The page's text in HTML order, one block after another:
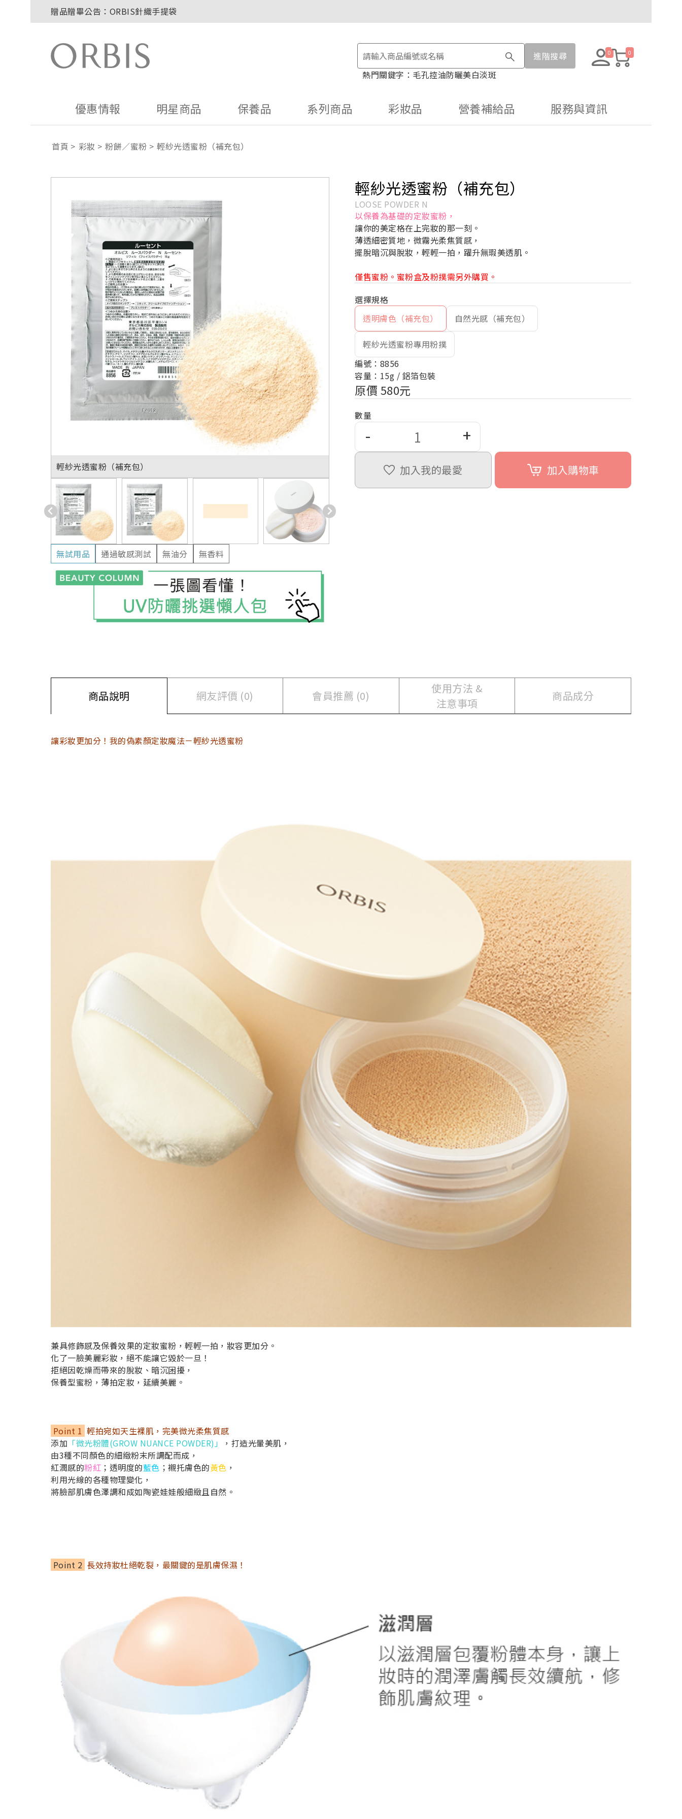
贈品贈畢公告：ORBIS針織手提袋
玉山卡友獨享優惠！2026年刷卡滿額送百元購物金！
8/1~8/8．紅利點數8倍送！
贈品贈畢公告：ORBIS大理石紋午茶杯
0 0
進階搜尋
毛孔控油防曬美白淡斑
優惠情報 明星商品 保養品 系列商品 彩妝品 營養補給品 服務與資訊
首頁 彩妝 粉餅／蜜粉 輕紗光透蜜粉（補充包）
輕紗光透蜜粉（補充包）
無試用品 通過敏感測試 無油分 無香料
輕紗光透蜜粉（補充包）
LOOSE POWDER N
以保養為基礎的定妝蜜粉，
讓你的美定格在上完妝的那一刻。
薄透細密質地，微霧光柔焦質感，
擺脫暗沉與脫妝，輕輕一拍，躍升無瑕美透肌。
僅售蜜粉。蜜粉盒及粉撲需另外購買。
透明膚色（補充包） 自然光感（補充包）
輕紗光透蜜粉專用粉撲
編號：8856
容量：15g / 鋁箔包裝
原價 580元
數量
- +
加入我的最愛 加入購物車
商品說明 網友評價 (0) 會員推薦 (0)
使用方法 &
注意事項
商品成分
讓彩妝更加分！我的偽素顏定妝魔法－輕紗光透蜜粉
兼具修飾感及保養效果的定妝蜜粉，輕輕一拍，妝容更加分。
化了一臉美麗彩妝，絕不能讓它毀於一旦！
拒絕因乾燥而帶來的脫妝、暗沉困擾，
保養型蜜粉，薄拍定妝，延續美麗。
Point 1 輕拍宛如天生裸肌，完美微光柔焦質感
添加 「微光粉體(GROW NUANCE POWDER)」
，打造光暈美肌，
由3種不同顏色的細緻粉末所調配而成，
紅潤感的粉紅 ；透明度的藍色 ；襯托膚色的黃色 ，
利用光線的各種物理變化，
將臉部肌膚色澤調和成如陶瓷娃娃般細緻且自然。
Point 2 長效持妝杜絕乾裂，最關鍵的是肌膚保濕！